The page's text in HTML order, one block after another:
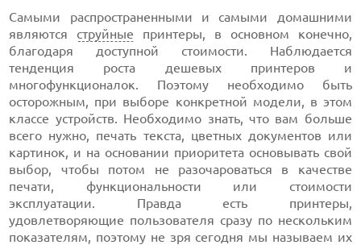
Самыми распространенными и самыми домашними
являются струйные принтеры, в основном конечно,
благодаря доступной стоимости. Наблюдается
тенденция роста дешевых принтеров и
многофункционалок. Поэтому необходимо быть
осторожным, при выборе конкретной модели, в этом
классе устройств. Необходимо знать, что вам больше
всего нужно, печать текста, цветных документов или
картинок, и на основании приоритета основывать свой
выбор, чтобы потом не разочароваться в качестве
печати, функциональности или стоимости
эксплуатации. Правда есть принтеры,
удовлетворяющие пользователя сразу по нескольким
показателям, поэтому не зря сегодня мы называем их